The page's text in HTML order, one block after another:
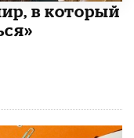
в который